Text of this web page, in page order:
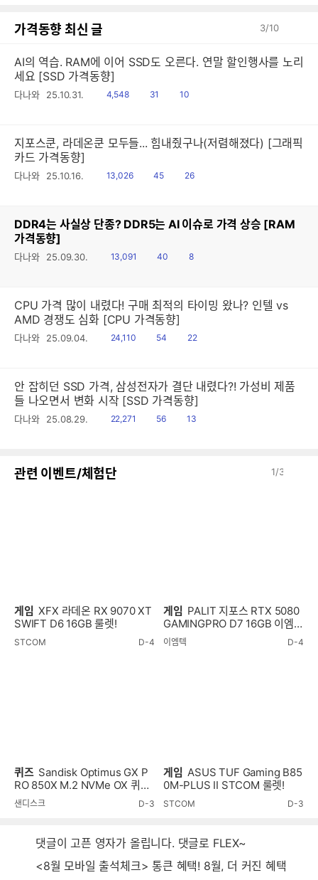
가격동향 최신 글 3/10
AI의 역습. RAM에 이어 SSD도 오른다. 연말 할인행사를 노리
세요 [SSD 가격동향]
다나와 25.10.31.
읽
4,548
공
31
댓
10
지포스쿤, 라데온쿤 모두들... 힘내줬구나(저렴해졌다) [그래픽
카드 가격동향]
다나와 25.10.16.
읽
13,026
공
45
댓
26
DDR4는 사실상 단종? DDR5는 AI 이슈로 가격 상승 [RAM
가격동향]
다나와 25.09.30.
읽
13,091
공
40
댓
8
CPU 가격 많이 내렸다! 구매 최적의 타이밍 왔나? 인텔 vs
AMD 경쟁도 심화 [CPU 가격동향]
다나와 25.09.04.
읽
24,110
공
54
댓
22
안 잡히던 SSD 가격, 삼성전자가 결단 내렸다?! 가성비 제품
들 나오면서 변화 시작 [SSD 가격동향]
다나와 25.08.29.
읽
22,271
공
56
댓
13
관련 이벤트/체험단 1/3다
게임 XFX 라데온 RX 9070 XT
SWIFT D6 16GB 룰렛!
STCOM D-4
게임 PALIT 지포스 RTX 5080
GAMINGPRO D7 16GB 이엠텍
룰렛!
이엠텍 D-4
퀴즈 Sandisk Optimus GX P
RO 850X M.2 NVMe OX 퀴즈
이벤트!
샌디스크 D-3
게임 ASUS TUF Gaming B85
0M-PLUS II STCOM 룰렛!
STCOM D-3
댓글이 고픈 영자가 올립니다. 댓글로 FLEX~
<8월 모바일 출석체크> 통큰 혜택! 8월, 더 커진 혜택